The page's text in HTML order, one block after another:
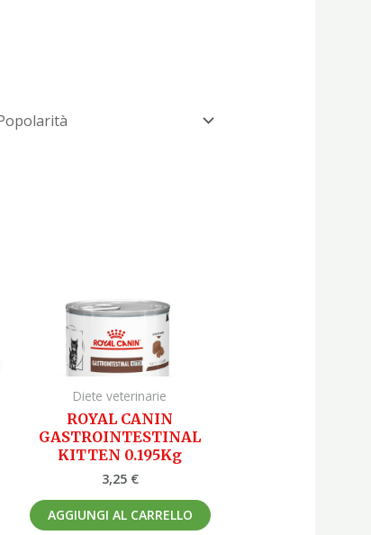
Diete veterinarie
ROYAL CANIN
GASTROINTESTINAL
KITTEN 0.195Kg
3,25 €
AGGIUNGI AL CARRELLO